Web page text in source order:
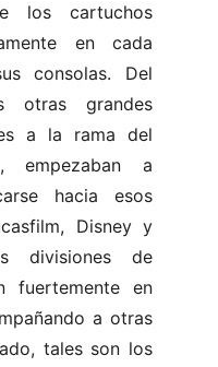
los cartuchos
en cada
consolas. Del
otras grandes
a la rama del
empezaban a
hacia esos
Disney y
divisiones de
fuertemente en
a otras
tales son los